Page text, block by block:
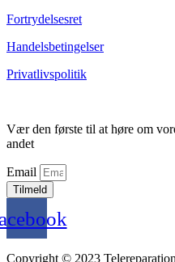
Fortrydelsesret
Handelsbetingelser
Privatlivspolitik
Vær den første til at høre om
andet
Email
Tilmeld
Copyright © 2023